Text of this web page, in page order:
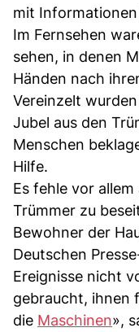
mit
Im Fernsehen
sehen, in denen
Händen nach
Vereinzelt
Jubel aus den
Menschen
Hilfe.
Es fehle vor
Trümmer zu
Bewohner der
Deutschen
Ereignisse nicht
gebraucht, ihnen
die Maschinen»,